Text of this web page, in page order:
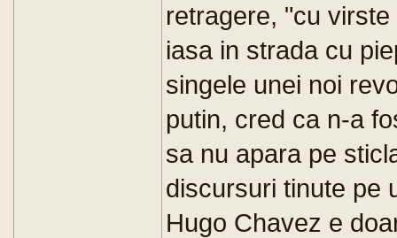
retragere, "cu
iasa in strada cu
singele unei noi
putin, cred ca n-a
sa nu apara pe
discursuri tinute pe
Hugo Chavez e